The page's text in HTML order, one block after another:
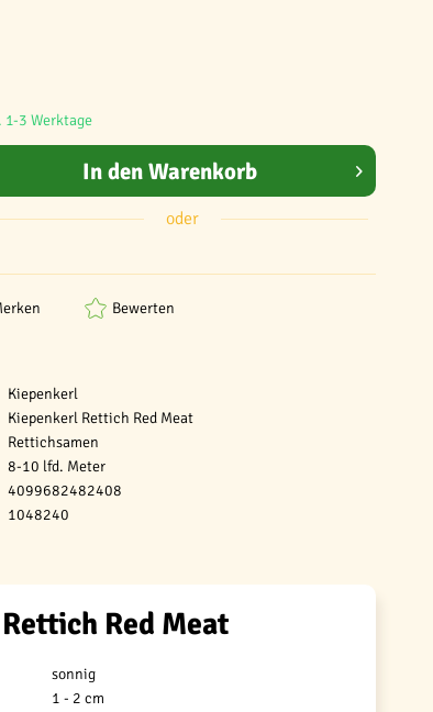
Kiepenkerl
Kiepenkerl Rettich Red Meat
Rettichsamen
8-10 lfd. Meter
4099682482408
1048240
3 Werktage
In den Warenkorb
oder
Bewerten
Red Meat
sonnig
1 - 2 cm